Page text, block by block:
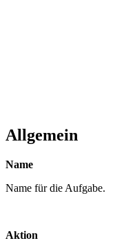
Allgemein
Name
Name für die Aufgabe.
Aktion